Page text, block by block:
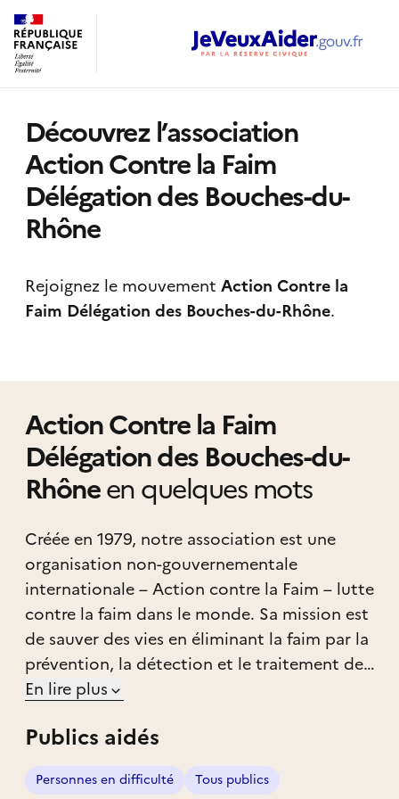
Découvrez l’association
Action Contre la Faim
Délégation des Bouches-du-
Rhône
Rejoignez le mouvement Action Contre la
Faim Délégation des Bouches-du-Rhône.
Action Contre la Faim
Délégation des Bouches-du-
Rhôneen quelques mots
Créée en 1979, notre association est une
organisation non-gouvernementale
internationale – Action contre la Faim – lutte
contre la faim dans le monde. Sa mission est
de sauver des vies en éliminant la faim par la
prévention, la détection et le traitement de
la sous-nutrition, en particulier pendant et
conflits et aux catastrophes naturelles.
Aujourd’hui, Action contre la Faim un acteur
En lire plus
Publics aidés
Personnes en difficulté Tous publics